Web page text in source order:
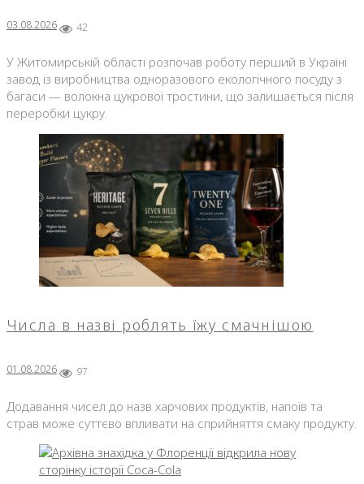
03.08.2026 42
У Житомирській області розпочав роботу перший в Україні
завод із виробництва одноразового екологічного посуду з
багаси — волокна цукрової тростини, що залишається після
переробки цукру.
Числа в назві роблять їжу смачнішою
01.08.2026 97
Додавання чисел до назв харчових продуктів, напоїв та
страв може суттєво впливати на сприйняття смаку продукту.